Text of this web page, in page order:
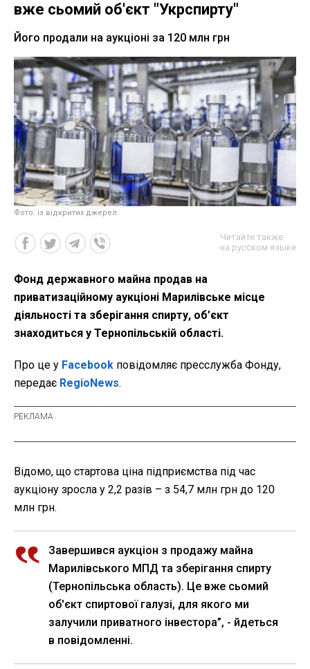
вже сьомий об'єкт "Укрспирту"
Його продали на аукціоні за 120 млн грн
Фото: із відкритих джерел
Читайте также
на русском языке
Фонд державного майна продав на
приватизаційному аукціоні Марилівське місце
діяльності та зберігання спирту, об’єкт
знаходиться у Тернопільській області.
Про це у Facebook повідомляє пресслужба Фонду,
передає RegioNews.
Відомо, що стартова ціна підприємства під час
аукціону зросла у 2,2 разів – з 54,7 млн грн до 120
млн грн.
Завершився аукціон з продажу майна
Марилівського МПД та зберігання спирту
(Тернопільська область). Це вже сьомий
об'єкт спиртової галузі, для якого ми
залучили приватного інвестора”, - йдеться
в повідомленні.